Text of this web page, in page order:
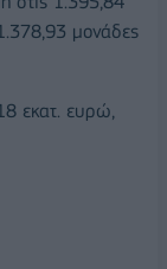
μονάδες
εκατ. ευρώ,